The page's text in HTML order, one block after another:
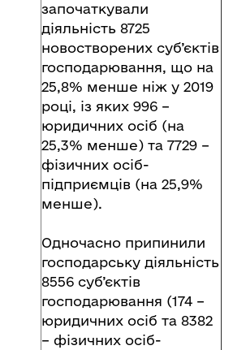
започаткували
діяльність 8725
новостворених суб’єктів
господарювання, що на
25,8% менше ніж у 2019
році, із яких 996 –
юридичних осіб (на
25,3% менше) та 7729 –
фізичних осіб-
підприємців (на 25,9%
менше).
Одночасно припинили
господарську діяльність
8556 суб’єктів
господарювання (174 –
юридичних осіб та 8382
– фізичних осіб-